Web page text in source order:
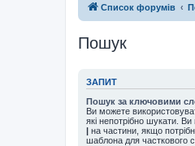
Список форумів
Пошук
ЗАПИТ
Пошук за ключовими
Ви можете
які непотрібно шукати.
| на частини, якщо
шаблона для часткового